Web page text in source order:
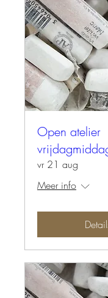
Open atelier
vr 21 aug
Meer info